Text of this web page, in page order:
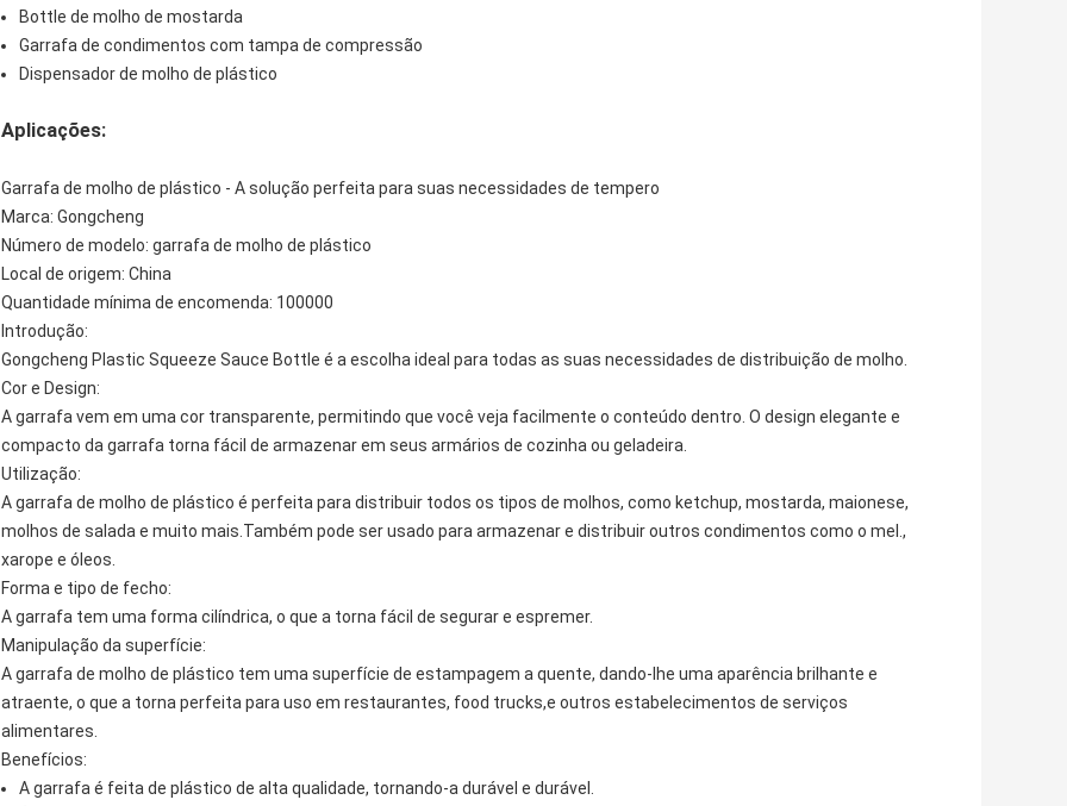
Bottle de molho de mostarda
Garrafa de condimentos com tampa de compressão
Dispensador de molho de plástico
Aplicações:
Garrafa de molho de plástico - A solução perfeita para suas necessidades de tempero
Marca: Gongcheng
Número de modelo: garrafa de molho de plástico
Local de origem: China
Quantidade mínima de encomenda: 100000
Introdução:
Gongcheng Plastic Squeeze Sauce Bottle é a escolha ideal para todas as suas necessidades de distribuição de molho.
Cor e Design:
A garrafa vem em uma cor transparente, permitindo que você veja facilmente o conteúdo dentro. O design elegante e
compacto da garrafa torna fácil de armazenar em seus armários de cozinha ou geladeira.
Utilização:
A garrafa de molho de plástico é perfeita para distribuir todos os tipos de molhos, como ketchup, mostarda, maionese,
molhos de salada e muito mais.Também pode ser usado para armazenar e distribuir outros condimentos como o mel.,
xarope e óleos.
Forma e tipo de fecho:
A garrafa tem uma forma cilíndrica, o que a torna fácil de segurar e espremer.
Manipulação da superfície:
A garrafa de molho de plástico tem uma superfície de estampagem a quente, dando-lhe uma aparência brilhante e
atraente, o que a torna perfeita para uso em restaurantes, food trucks,e outros estabelecimentos de serviços
alimentares.
Benefícios:
A garrafa é feita de plástico de alta qualidade, tornando-a durável e durável.